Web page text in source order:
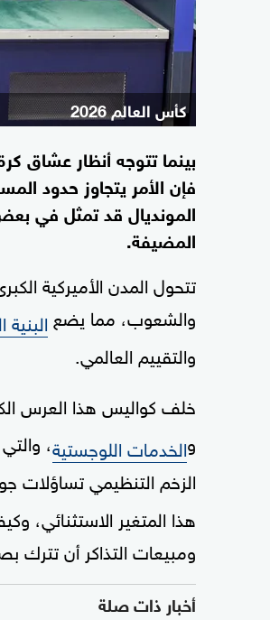
كأس العالم 2026
بينما تتوجه أنظار عشاق
فإن الأمر يتجاوز حدود
المونديال قد تمثل في
المضيفة.
تتحول المدن الأميركية
والشعوب، مما يضع البنية
والتقييم العالمي.
خلف كواليس هذا العرس
والخدمات اللوجستية،
الزخم التنظيمي تساؤلات
هذا المتغير الاستثنائي،
ومبيعات التذاكر أن تترك
أخبار ذات صلة